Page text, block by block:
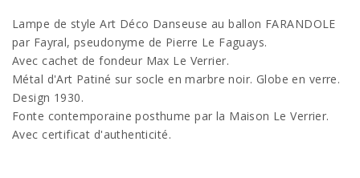
Lampe de style Art Déco Danseuse au ballon FARANDOLE
par Fayral, pseudonyme de Pierre Le Faguays.
Avec cachet de fondeur Max Le Verrier.
Métal d'Art Patiné sur socle en marbre noir. Globe en verre.
Design 1930.
Fonte contemporaine posthume par la Maison Le Verrier.
Avec certificat d'authenticité.